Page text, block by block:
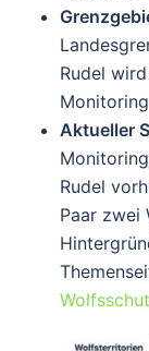
Rudel
Aktueller
Rudel
Paar zwei